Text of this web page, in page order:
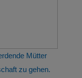
Mütter
zu gehen.